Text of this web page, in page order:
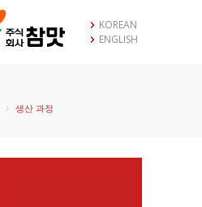
KOREAN
ENGLISH
생산 과정